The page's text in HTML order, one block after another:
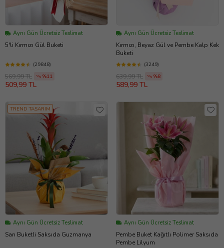
Aynı Gün Ücretsiz Teslimat
5'li Kırmızı Gül Buketi
(29848)
569,99 TL %11
509,99 TL
Aynı Gün Ücretsiz Teslimat
Kırmızı, Beyaz Gül ve Pembe Kalp Kek
Buketi
(3249)
639,99 TL %8
589,99 TL
TREND TASARIM
Aynı Gün Ücretsiz Teslimat
Sarı Buketli Saksıda Guzmanya
Aynı Gün Ücretsiz Teslimat
Pembe Buket Kağıtlı Polimer Saksıda
Pembe Lilyum